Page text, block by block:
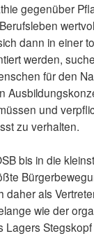
gegenüber
dann in einer
werden,
für den
und
zu verhalten.
bis in die
als
wie der